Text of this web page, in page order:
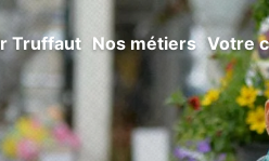
Truffaut Nos métiers Votre